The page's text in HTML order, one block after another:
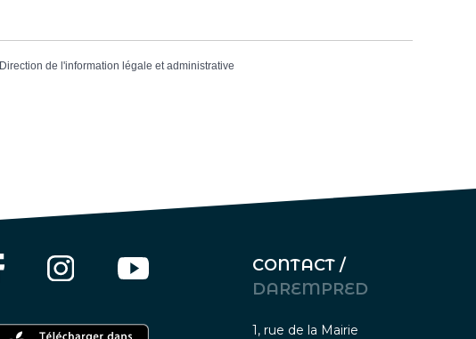
Direction de l'information légale et administrative
CONTACT /
DAREMPRED
1, rue de la Mairie